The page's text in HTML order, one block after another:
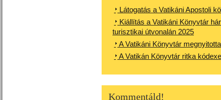
Látogatás a Vatikáni Apostoli
Kiállítás a Vatikáni Könyvtár
turisztikai útvonalán 2025
A Vatikáni Könyvtár
A Vatikán Könyvtár ritka
Kommentáld!